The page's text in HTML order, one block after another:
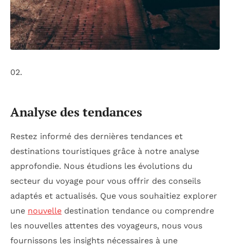
02.
Analyse des tendances
Restez informé des dernières tendances et
destinations touristiques grâce à notre analyse
approfondie. Nous étudions les évolutions du
secteur du voyage pour vous offrir des conseils
adaptés et actualisés. Que vous souhaitiez explorer
une nouvelle destination tendance ou comprendre
les nouvelles attentes des voyageurs, nous vous
fournissons les insights nécessaires à une